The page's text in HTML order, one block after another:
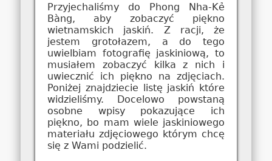
Przyjechaliśmy do Phong Nha-Kẻ
Bàng, aby zobaczyć piękno
wietnamskich jaskiń. Z racji, że
jestem grotołazem, a do tego
uwielbiam fotografię jaskiniową, to
musiałem zobaczyć kilka z nich i
uwiecznić ich piękno na zdjęciach.
Poniżej znajdziecie listę jaskiń które
widzieliśmy. Docelowo powstaną
osobne wpisy pokazujące ich
piękno, bo mam wiele jaskiniowego
materiału zdjęciowego którym chcę
się z Wami podzielić.